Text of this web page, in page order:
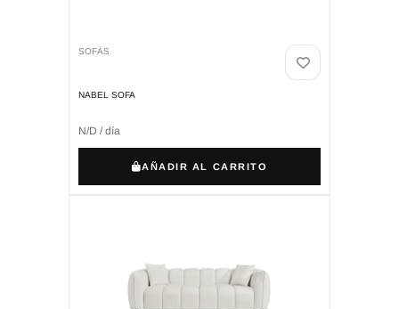
SOFÁS
NABEL SOFA
N/D / día
AÑADIR AL CARRITO